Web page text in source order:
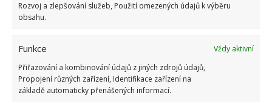
Rozvoj a zlepšování služeb, Použití omezených údajů k výběru
obsahu.
Funkce
Vždy aktivní
Přiřazování a kombinování údajů z jiných zdrojů údajů,
Propojení různých zařízení, Identifikace zařízení na
základě automaticky přenášených informací.
NÁLEZ RENOVACE STARÝ DŮM
Přidejte svůj názor
KOMENTOVAT